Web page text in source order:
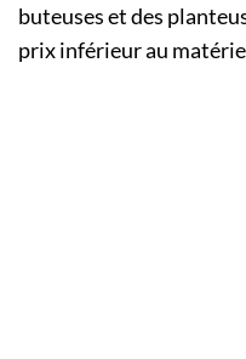
buteuses et des
prix inférieur au